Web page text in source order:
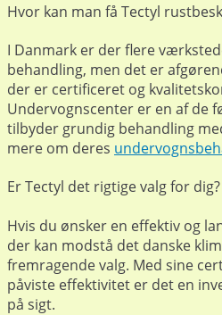
Hvor kan man få Tectyl
I Danmark er der flere
behandling, men det er
der er certificeret og
Undervognscenter er en af de
tilbyder grundig behandling
mere om deres
Er Tectyl det rigtige valg for dig?
Hvis du ønsker en effektiv og
der kan modstå det danske
fremragende valg. Med sine
påviste effektivitet er det en
på sigt.